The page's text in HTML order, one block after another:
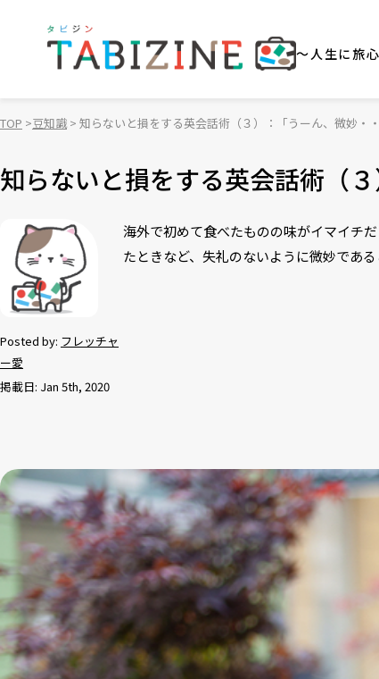
～人生に旅
TOP 豆知識 知らないと損をする英会話術（３）：「うーん、微妙・
知らないと損をする英会話術（
Posted by: フレッチャ
ー愛
掲載日: Jan 5th, 2020
海外で初めて食べたものの味がイマイチ
たときなど、失礼のないように微妙であ